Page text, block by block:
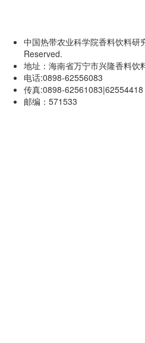
中国热带农业科学院香料饮料
Reserved.
地址：海南省万宁市兴隆香料饮
电话:0898-62556083
传真:0898-62561083|62554418
邮编：571533